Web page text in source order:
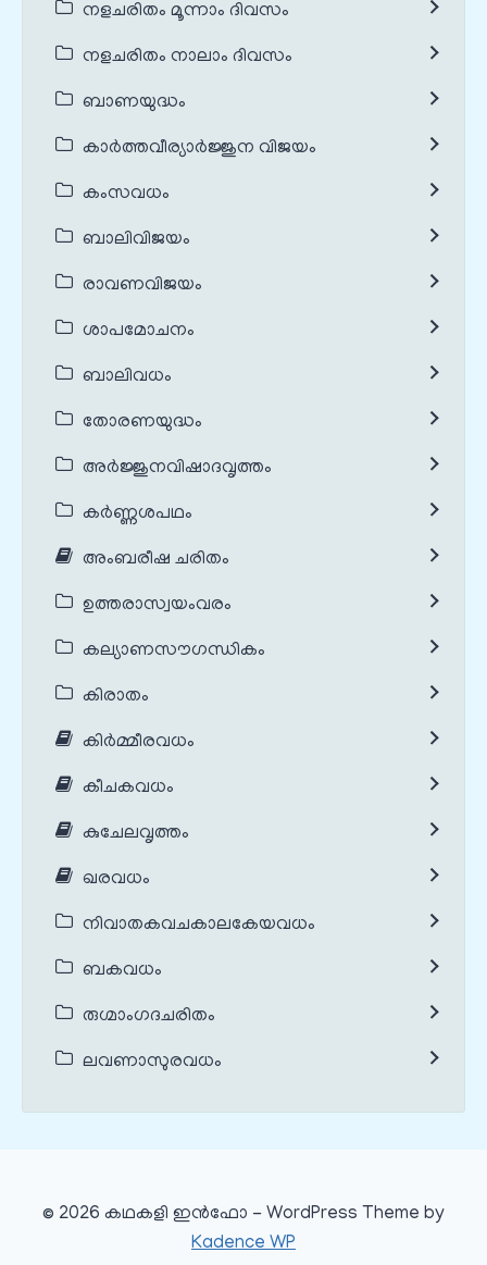
നളചരിതം മൂന്നാം ദിവസം
നളചരിതം നാലാം ദിവസം
ബാണയുദ്ധം
കാർത്തവീര്യാർജ്ജുന വിജയം
കംസവധം
ബാലിവിജയം
രാവണവിജയം
ശാപമോചനം
ബാലിവധം
തോരണയുദ്ധം
അർജ്ജുനവിഷാദവൃത്തം
കർണ്ണശപഥം
അംബരീഷ ചരിതം
ഉത്തരാസ്വയംവരം
കല്യാണസൗഗന്ധികം
കിരാതം
കിർമ്മീരവധം
കീചകവധം
കുചേലവൃത്തം
ഖരവധം
നിവാതകവചകാലകേയവധം
ബകവധം
രുഗ്മാംഗദചരിതം
ലവണാസുരവധം
© 2026 കഥകളി ഇൻഫോ - WordPress Theme by
Kadence WP